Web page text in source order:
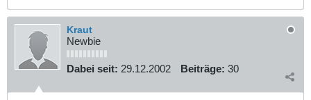
Kraut
Newbie
Dabei seit: 29.12.2002 Beiträge: 30